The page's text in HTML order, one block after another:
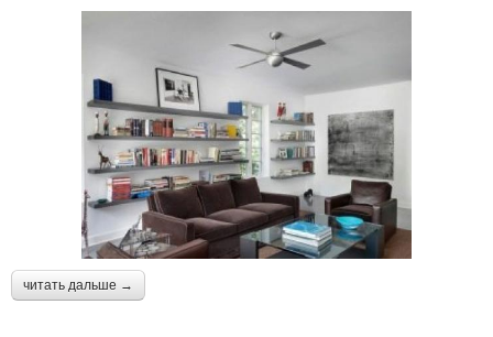
читать дальше →